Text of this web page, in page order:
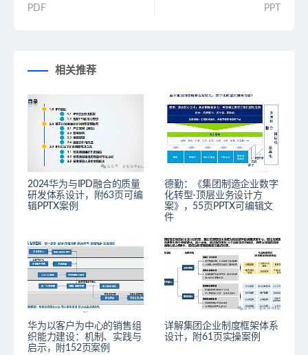
PDF
PPT
相关推荐
2024华为与IPD融合的质量
研发体系设计，附63页可编
辑PPTX案例
德勤：《集团制造企业数字
化转型-顶层业务设计方
案》，55页PPTX可编辑文
件
华为以客户为中心的销售组
织能力建设：机制、实践与
启示，附152页案例
详解集团企业制度框架体系
设计，附61页实操案例